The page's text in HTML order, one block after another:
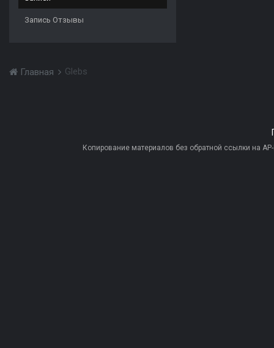
Запись Отзывы
Главная Glebs
Копирование материалов без обратной ссылки на